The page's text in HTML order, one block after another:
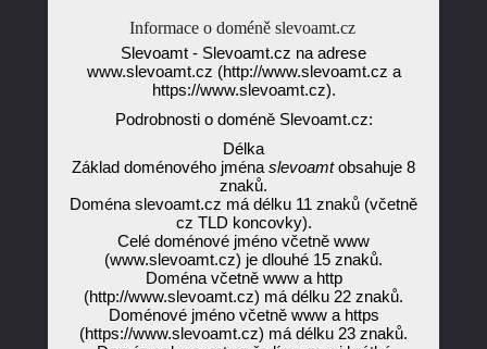
Informace o doméně slevoamt.cz
Slevoamt - Slevoamt.cz na adrese
www.slevoamt.cz (http://www.slevoamt.cz a
https://www.slevoamt.cz).
Podrobnosti o doméně Slevoamt.cz:
Délka
Základ doménového jména slevoamtobsahuje 8
znaků.
Doména slevoamt.cz má délku 11 znaků (včetně
cz TLD koncovky).
Celé doménové jméno včetně www
(www.slevoamt.cz) je dlouhé 15 znaků.
Doména včetně www a http
(http://www.slevoamt.cz) má délku 22 znaků.
Doménové jméno včetně www a https
(https://www.slevoamt.cz) má délku 23 znaků.